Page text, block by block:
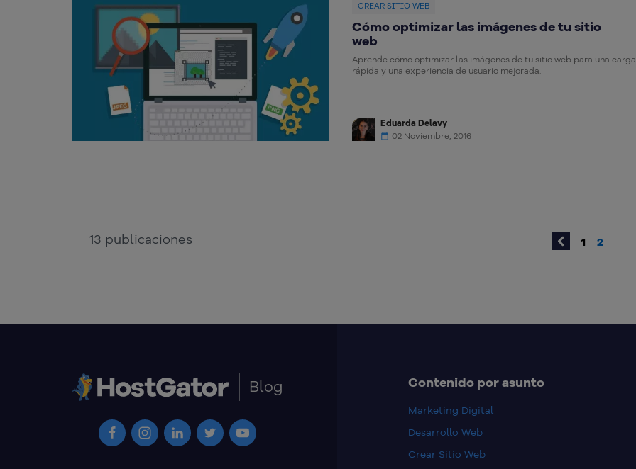
CREAR SITIO WEB
Cómo optimizar las imágenes de tu sitio
web
Aprende cómo optimizar las imágenes de tu sitio web para una
rápida y una experiencia de usuario mejorada.
Eduarda Delavy
02 Noviembre, 2016
13 publicaciones 1 2
Blog Contenido por asunto
Marketing Digital
Desarrollo Web
Crear Sitio Web